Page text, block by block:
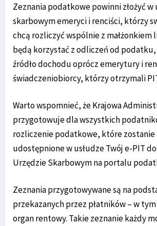
Zeznania podatkowe powinni złożyć w
skarbowym emeryci i renciści, którzy
chcą rozliczyć wspólnie z małżonkiem
będą korzystać z odliczeń od
źródło dochodu oprócz emerytury i
świadczeniobiorcy, którzy otrzymali
Warto wspomnieć, że Krajowa
przygotowuje dla wszystkich
rozliczenie podatkowe, które
udostępnione w usłudze Twój e-PIT
Urzędzie Skarbowym na portalu
Zeznania przygotowywane są na
przekazanych przez płatników – w
organ rentowy. Takie zeznanie każdy